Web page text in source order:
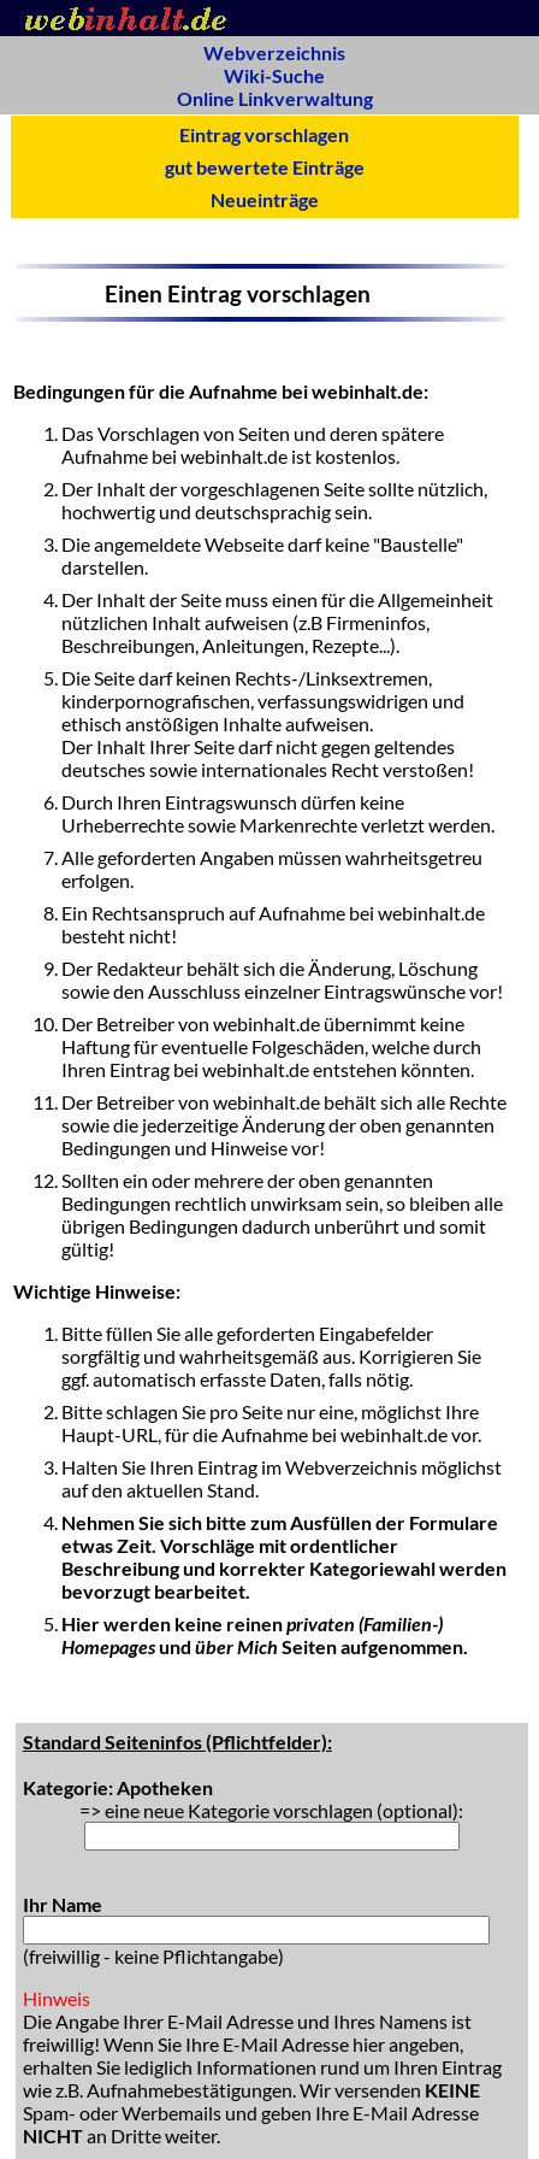
Webverzeichnis
Wiki-Suche
Online Linkverwaltung
Eintrag vorschlagen
gut bewertete Einträge
Neueinträge
Einen Eintrag vorschlagen
Bedingungen für die Aufnahme bei webinhalt.de:
Das Vorschlagen von Seiten und deren spätere
Aufnahme bei webinhalt.de ist kostenlos.
Der Inhalt der vorgeschlagenen Seite sollte nützlich,
hochwertig und deutschsprachig sein.
Die angemeldete Webseite darf keine "Baustelle"
darstellen.
Der Inhalt der Seite muss einen für die Allgemeinheit
nützlichen Inhalt aufweisen (z.B Firmeninfos,
Beschreibungen, Anleitungen, Rezepte...).
Die Seite darf keinen Rechts-/Linksextremen,
kinderpornografischen, verfassungswidrigen und
ethisch anstößigen Inhalte aufweisen.
Der Inhalt Ihrer Seite darf nicht gegen geltendes
deutsches sowie internationales Recht verstoßen!
Durch Ihren Eintragswunsch dürfen keine
Urheberrechte sowie Markenrechte verletzt werden.
Alle geforderten Angaben müssen wahrheitsgetreu
erfolgen.
Ein Rechtsanspruch auf Aufnahme bei webinhalt.de
besteht nicht!
Der Redakteur behält sich die Änderung, Löschung
sowie den Ausschluss einzelner Eintragswünsche vor!
Der Betreiber von webinhalt.de übernimmt keine
Haftung für eventuelle Folgeschäden, welche durch
Ihren Eintrag bei webinhalt.de entstehen könnten.
Der Betreiber von webinhalt.de behält sich alle Rechte
sowie die jederzeitige Änderung der oben genannten
Bedingungen und Hinweise vor!
Sollten ein oder mehrere der oben genannten
Bedingungen rechtlich unwirksam sein, so bleiben alle
übrigen Bedingungen dadurch unberührt und somit
gültig!
Wichtige Hinweise:
Bitte füllen Sie alle geforderten Eingabefelder
sorgfältig und wahrheitsgemäß aus. Korrigieren Sie
ggf. automatisch erfasste Daten, falls nötig.
Bitte schlagen Sie pro Seite nur eine, möglichst Ihre
Haupt-URL, für die Aufnahme bei webinhalt.de vor.
Halten Sie Ihren Eintrag im Webverzeichnis möglichst
auf den aktuellen Stand.
Nehmen Sie sich bitte zum Ausfüllen der Formulare
etwas Zeit. Vorschläge mit ordentlicher
Beschreibung und korrekter Kategoriewahl werden
bevorzugt bearbeitet.
Hier werden keine reinenprivaten (Familien-)
Homepagesund über Mich Seiten aufgenommen.
Standard Seiteninfos (Pflichtfelder):
Kategorie: Apotheken
=> eine neue Kategorie vorschlagen (optional):
Ihr Name
(freiwillig - keine Pflichtangabe)
Hinweis
Die Angabe Ihrer E-Mail Adresse und Ihres Namens ist
freiwillig! Wenn Sie Ihre E-Mail Adresse hier angeben,
erhalten Sie lediglich Informationen rund um Ihren Eintrag
wie z.B. Aufnahmebestätigungen. Wir versenden KEINE
Spam- oder Werbemails und geben Ihre E-Mail Adresse
NICHTan Dritte weiter.